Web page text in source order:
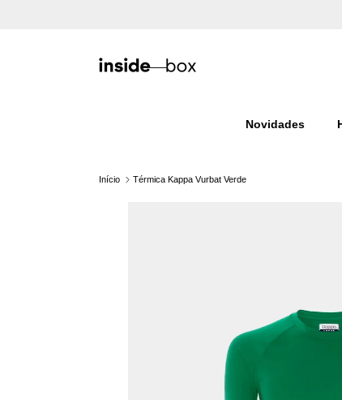
Novidades
Início Térmica Kappa Vurbat Verde